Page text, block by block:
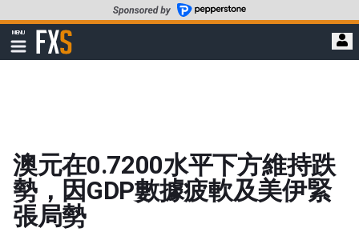
至
要
MENU
顯
示
FXStreet
澳元在0.7200水平下方維持跌
勢，因GDP數據疲軟及美伊緊
張局勢